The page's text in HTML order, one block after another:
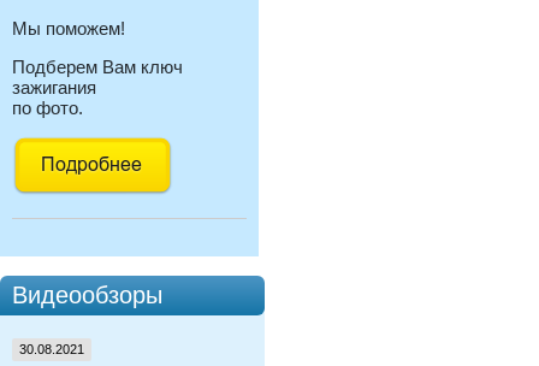
Мы поможем!
Подберем Вам ключ
зажигания
по фото.
Видеообзоры
30.08.2021